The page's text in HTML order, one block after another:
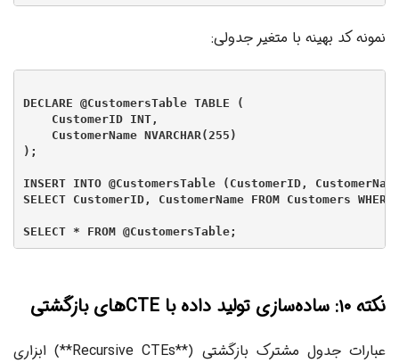
نمونه کد بهینه با متغیر جدولی:
DECLARE @CustomersTable TABLE (
    CustomerID INT,
    CustomerName NVARCHAR(255)
);
INSERT INTO @CustomersTable (CustomerID,
SELECT CustomerID, CustomerName FROM Customers
نکته ۱۰: ساده‌سازی تولید داده با CTEهای بازگشتی
عبارات جدول مشترک بازگشتی (**Recursive CTEs**) ابزاری